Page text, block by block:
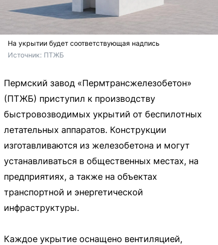
На укрытии будет соответствующая надпись
Источник: ПТЖБ
Пермский завод «Пермтрансжелезобетон»
(ПТЖБ) приступил к производству
быстровозводимых укрытий от беспилотных
летательных аппаратов. Конструкции
изготавливаются из железобетона и могут
устанавливаться в общественных местах, на
предприятиях, а также на объектах
транспортной и энергетической
инфраструктуры.
Каждое укрытие оснащено вентиляцией,